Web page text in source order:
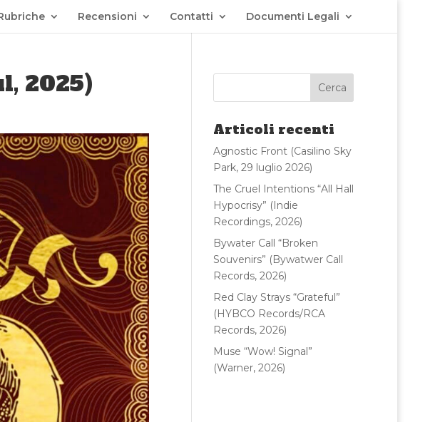
Recensioni Contatti Documenti Legali
2025)
Articoli recenti
Agnostic Front (Casilino Sky
Park, 29 luglio 2026)
The Cruel Intentions “All Hall
Hypocrisy” (Indie
Recordings, 2026)
Bywater Call “Broken
Souvenirs” (Bywatwer Call
Records, 2026)
Red Clay Strays “Grateful”
(HYBCO Records/RCA
Records, 2026)
Muse “Wow! Signal”
(Warner, 2026)